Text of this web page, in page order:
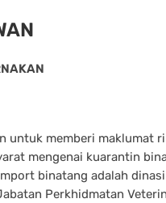
untuk memberi maklumat
mengenai kuarantin
binatang adalah
Perkhidmatan